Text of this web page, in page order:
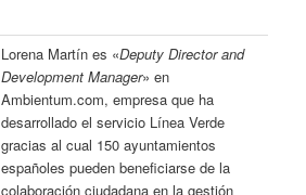
Lorena Martín es «Deputy Director and
Development Manager» en
Ambientum.com, empresa que ha
desarrollado el servicio Línea Verde
gracias al cual 150 ayuntamientos
españoles pueden beneficiarse de la
colaboración ciudadana en la gestión